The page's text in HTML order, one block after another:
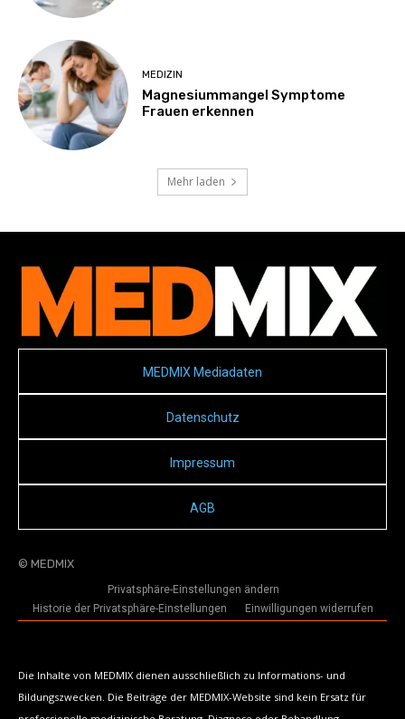
MEDIZIN
Magnesiummangel Symptome
Frauen erkennen
Mehr laden
MEDMIX Mediadaten
Datenschutz
Impressum
AGB
© MEDMIX
Privatsphäre-Einstellungen ändern
Historie der Privatsphäre-Einstellungen
Einwilligungen widerrufen
Die Inhalte von MEDMIX dienen ausschließlich zu Informations- und
Bildungszwecken. Die Beiträge der MEDMIX-Website sind kein Ersatz für